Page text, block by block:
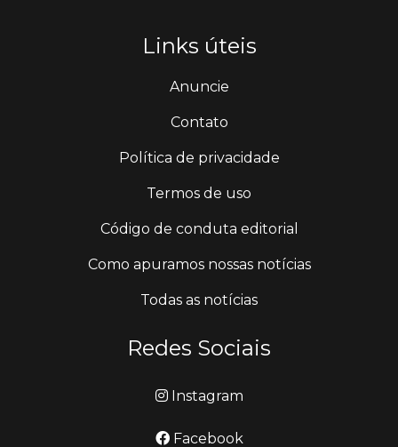
Links úteis
Anuncie
Contato
Política de privacidade
Termos de uso
Código de conduta editorial
Como apuramos nossas notícias
Todas as notícias
Redes Sociais
Instagram
Facebook